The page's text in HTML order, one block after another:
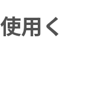
用く